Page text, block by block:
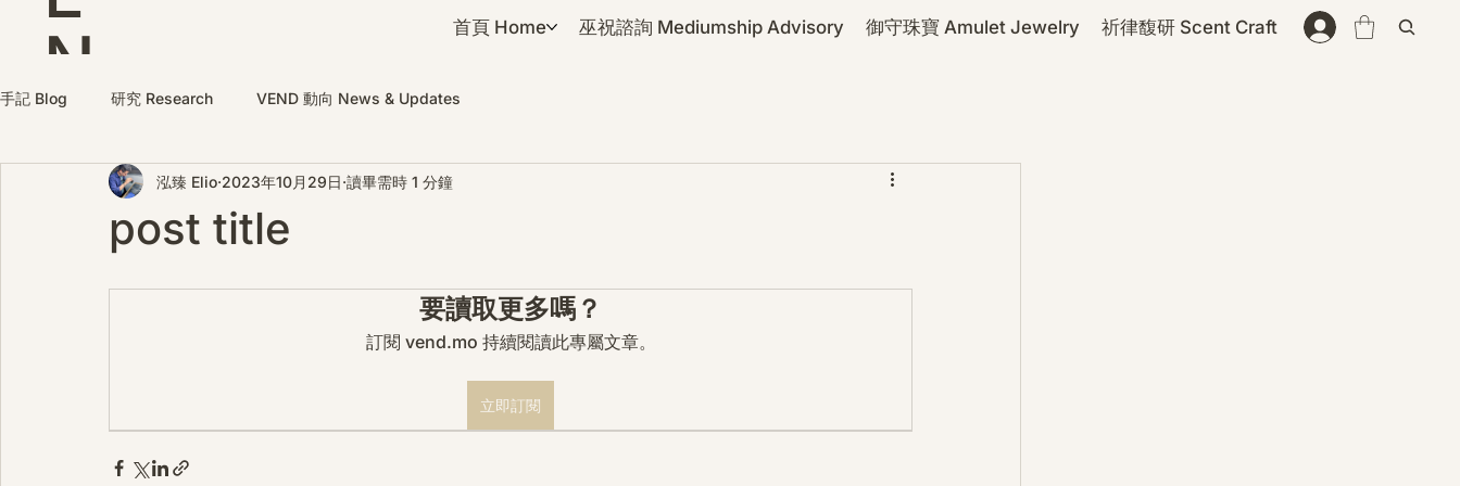
N
D
首頁 Home 巫祝諮詢 Mediumship Advisory 御守珠寶 Amulet Jewelry 祈律馥研 Scent Craft
手記 Blog 研究 Research VEND 動向 News & Updates
post title
泓臻 Elio 2023年10月29日 讀畢需時 1 分鐘
要讀取更多嗎？
訂閱 vend.mo 持續閱讀此專屬文章。
立即訂閱